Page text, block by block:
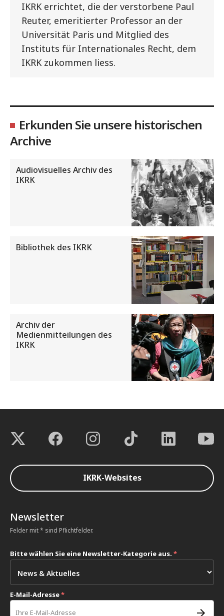
IKRK errichtet, die der verstorbene Paul
Reuter, emeritierter Professor an der
Universität Paris und Mitglied des
Instituts für Internationales Recht, dem
IKRK zukommen liess.
Erkunden Sie unsere historischen
Archive
Audiovisuelles Archiv des
IKRK
Bibliothek des IKRK
Archiv der
Medienmitteilungen des
IKRK
IKRK-Websites
Newsletter
Felder mit * sind Pflichtfelder.
Bitte wählen Sie eine Newsletter-Kategorie aus. *
E-Mail-Adresse*